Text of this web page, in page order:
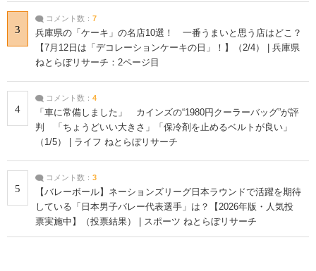
3
コメント数： 7
兵庫県の「ケーキ」の名店10選！ 一番うまいと思う店はどこ？
【7月12日は「デコレーションケーキの日」！】（2/4） | 兵庫県
ねとらぼリサーチ：2ページ目
4
コメント数： 4
「車に常備しました」 カインズの“1980円クーラーバッグ”が評
判 「ちょうどいい大きさ」「保冷剤を止めるベルトが良い」
（1/5） | ライフ ねとらぼリサーチ
5
コメント数： 3
【バレーボール】ネーションズリーグ日本ラウンドで活躍を期待
している「日本男子バレー代表選手」は？【2026年版・人気投
票実施中】（投票結果） | スポーツ ねとらぼリサーチ